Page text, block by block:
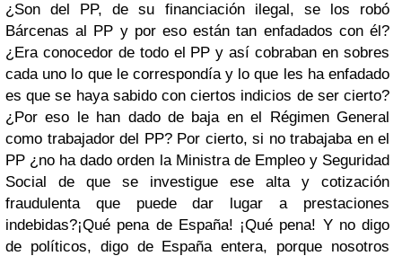
¿Son del PP, de su financiación ilegal, se los robó
Bárcenas al PP y por eso están tan enfadados con él?
¿Era conocedor de todo el PP y así cobraban en sobres
cada uno lo que le correspondía y lo que les ha enfadado
es que se haya sabido con ciertos indicios de ser cierto?
¿Por eso le han dado de baja en el Régimen General
como trabajador del PP? Por cierto, si no trabajaba en el
PP ¿no ha dado orden la Ministra de Empleo y Seguridad
Social de que se investigue ese alta y cotización
fraudulenta que puede dar lugar a prestaciones
indebidas?¡Qué pena de España! ¡Qué pena! Y no digo
de políticos, digo de España entera, porque nosotros